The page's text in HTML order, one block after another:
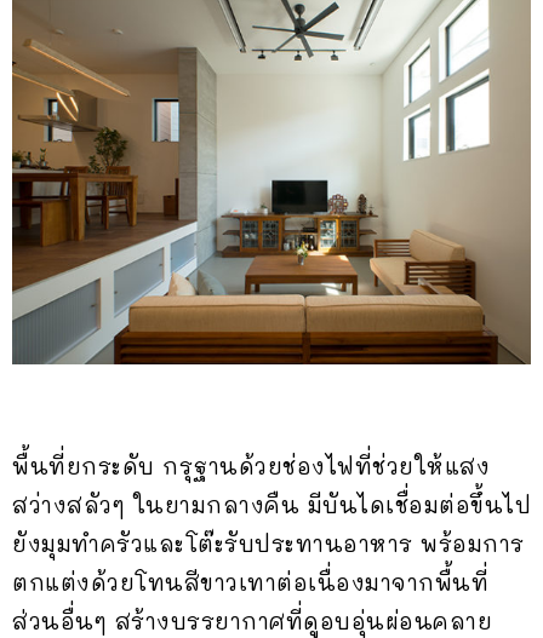
พื้นที่ยกระดับ กรุฐานด้วยช่องไฟที่ช่วยให้แสง
สว่างสลัวๆ ในยามกลางคืน มีบันไดเชื่อมต่อขึ้นไป
ยังมุมทำครัวและโต๊ะรับประทานอาหาร พร้อมการ
ตกแต่งด้วยโทนสีขาวเทาต่อเนื่องมาจากพื้นที่
ส่วนอื่นๆ สร้างบรรยากาศที่ดูอบอุ่นผ่อนคลาย